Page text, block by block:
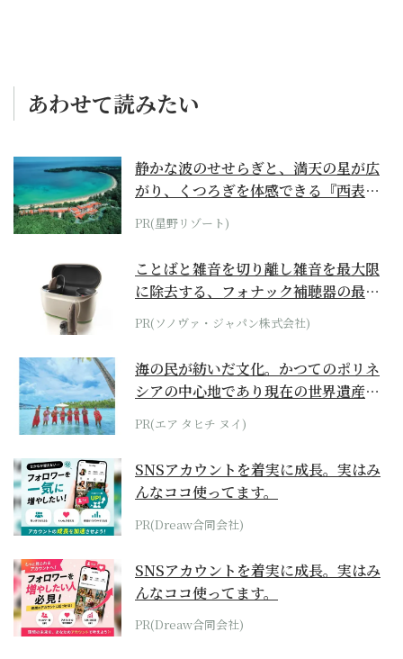
あわせて読みたい
静かな波のせせらぎと、満天の星が広
がり、くつろぎを体感できる『西表島
ホテル by...
PR(星野リゾート)
ことばと雑音を切り離し雑音を最大限
に除去する、フォナック補聴器の最上
位モデル
PR(ソノヴァ・ジャパン株式会社)
海の民が紡いだ文化。かつてのポリネ
シアの中心地であり現在の世界遺産か
らみえてくる...
PR(エア タヒチ ヌイ)
SNSアカウントを着実に成長。実はみ
んなココ使ってます。
PR(Dreaw合同会社)
SNSアカウントを着実に成長。実はみ
んなココ使ってます。
PR(Dreaw合同会社)